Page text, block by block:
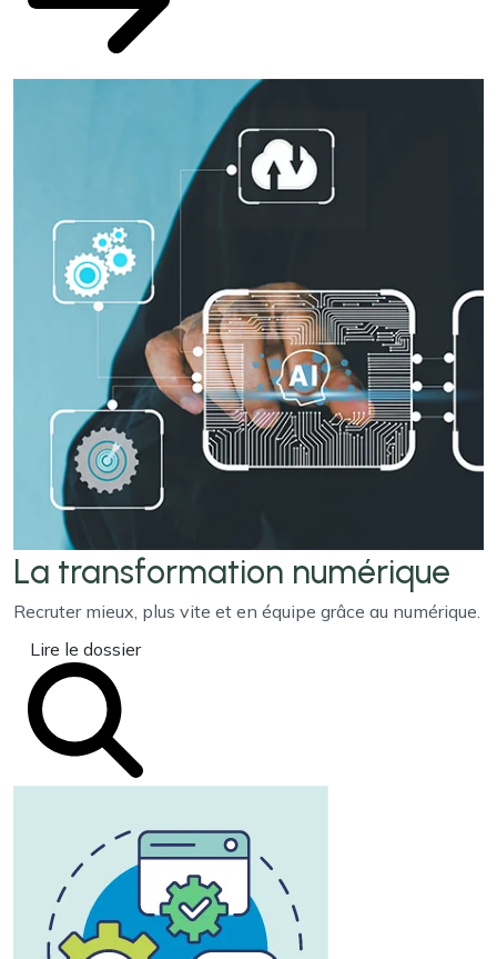
La transformation numérique
Recruter mieux, plus vite et en équipe grâce au numérique.
Lire le dossier